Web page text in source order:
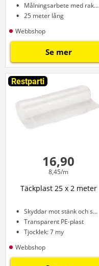
Målningsarbete med raka kanter
25 meter lång
Webbshop
Se mer
Restparti
16,90
8,45/m
Täckplast 25 x 2 meter
Skyddar mot stänk och smuts
Transparent PE-plast
Tjocklek: 7 my
Webbshop